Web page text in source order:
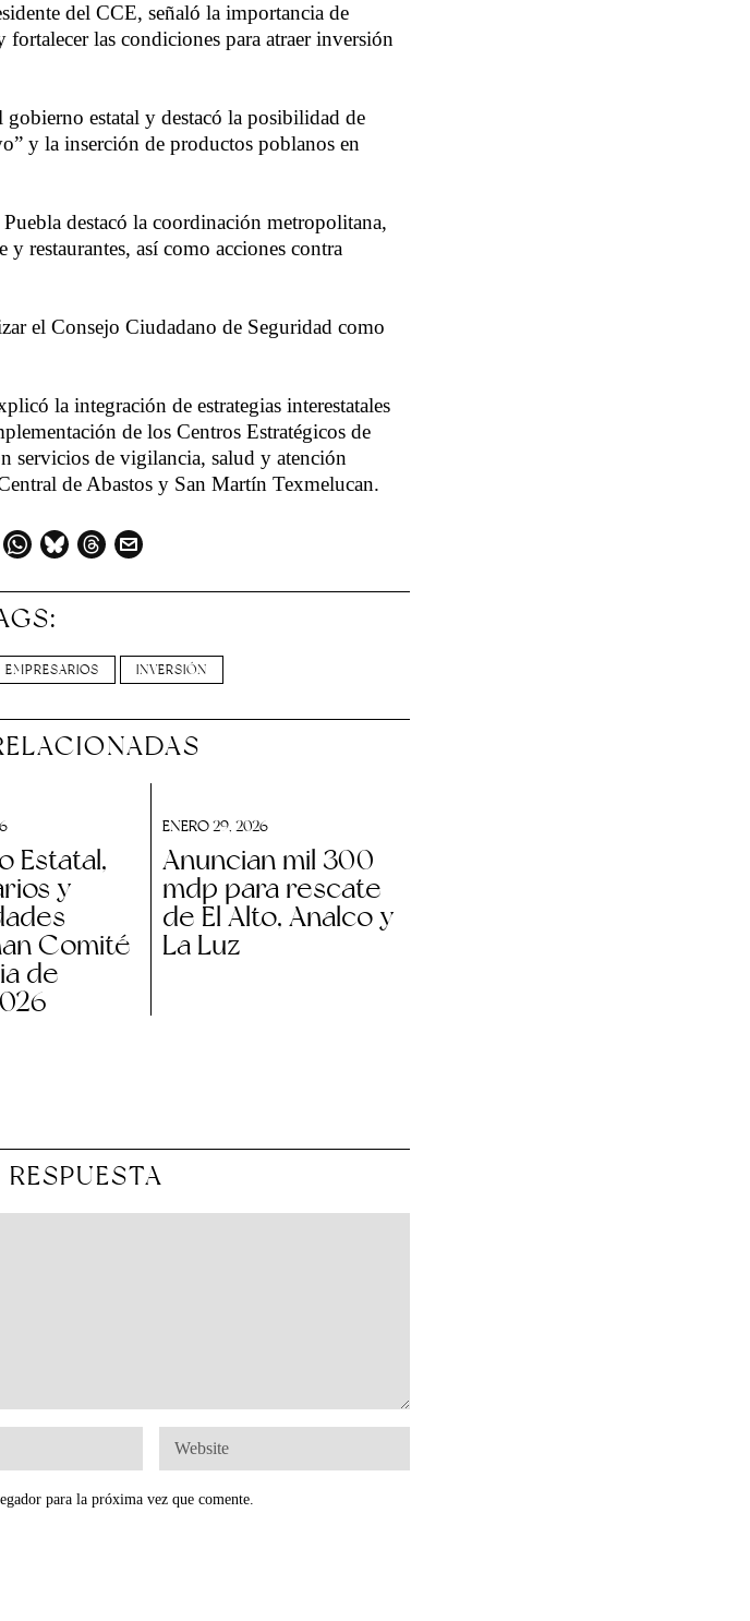
del CCE, señaló la importancia de
las condiciones para atraer inversión
estatal y destacó la posibilidad de
y la inserción de productos poblanos en
destacó la coordinación metropolitana,
restaurantes, así como acciones contra
el Consejo Ciudadano de Seguridad como
la integración de estrategias interestatales
de los Centros Estratégicos de
servicios de vigilancia, salud y atención
de Abastos y San Martín Texmelucan.
EMPRESARIOS INVERSIÓN
Estatal,
y
Comité
de
ENERO 29, 2026
Anuncian mil 300
mdp para rescate
de El Alto, Analco y
La Luz
para la próxima vez que comente.